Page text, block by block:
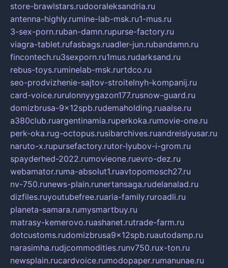
store-brawlstars.rudooraleksandria.ru
antenna-highly.rumine-lab-msk.ru1-mus.ru
3-sex-porn.ruban-damn.rupurse-factory.ru
viagra-tablet.rufasbags.ruadler-jun.rubandamn.ru
fincontech.ru3sexporn.ru1mus.rudarksand.ru
rebus-toys.ruminelab-msk.rurtdco.ru
seo-prodvizhenie-sajtov-stroitelnyh-kompanij.ru
card-voice.rurulonnyygazon177.rusnow-guard.ru
domizbrusa-9x12spb.rudemaholding.ruaalse.ru
a380club.ruargentinamia.ruperkoka.rumovie-one.ru
perk-oka.rug-octopus.rusibarchives.ruandreislyusar.ru
naruto-x.rupursefactory.rutor-lyubov-i-grom.ru
spayderhed-2022.rumovieone.ruevro-dez.ru
webamator.ruma-absolut1.ruavtopomosch27.ru
nv-750.runews-plain.runertansaga.rudelanalad.ru
dizfiles.ruyoutubefree.ruaria-family.ruroadli.ru
planeta-samara.rumysmartbuy.ru
matrasy-kemerovo.ruashanet.rutrade-farm.ru
dotcustoms.rudomizbrusa9x12spb.ruautodamp.ru
narasimha.rudjcommodities.runv750.rux-ton.ru
newsplain.rucardvoice.rumodopaper.rumanunae.ru